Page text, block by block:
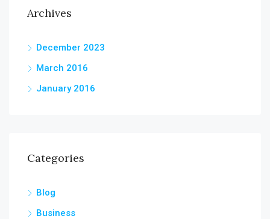
Archives
December 2023
March 2016
January 2016
Categories
Blog
Business